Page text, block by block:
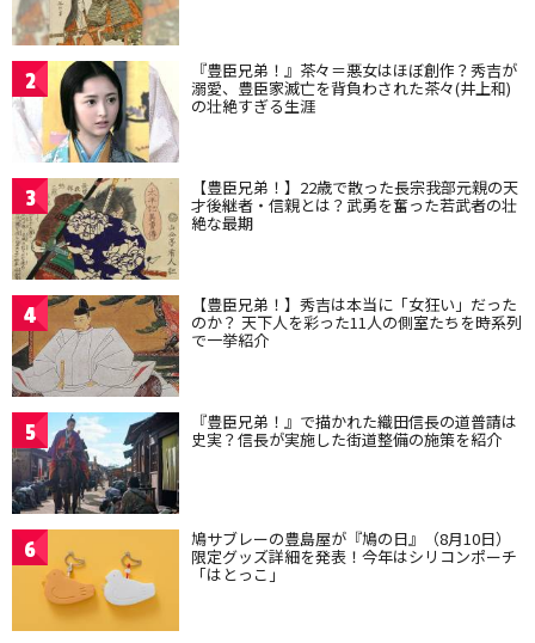
2 『豊臣兄弟！』茶々＝悪女はほぼ創作？秀吉が
溺愛、豊臣家滅亡を背負わされた茶々(井上和)
の壮絶すぎる生涯
3 【豊臣兄弟！】22歳で散った長宗我部元親の天
才後継者・信親とは？武勇を奮った若武者の壮
絶な最期
4 【豊臣兄弟！】秀吉は本当に「女狂い」だった
のか？ 天下人を彩った11人の側室たちを時系列
で一挙紹介
5 『豊臣兄弟！』で描かれた織田信長の道普請は
史実？信長が実施した街道整備の施策を紹介
6 鳩サブレーの豊島屋が『鳩の日』（8月10日）
限定グッズ詳細を発表！今年はシリコンポーチ
「はとっこ」